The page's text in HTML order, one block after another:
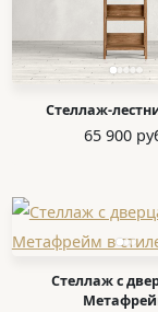
Стеллаж-
65 900
Стеллаж с